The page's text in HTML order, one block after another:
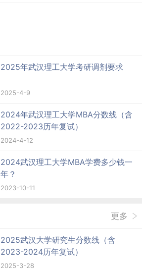
2025年武汉理工大学考研调剂要求
2025-4-9
2024年武汉理工大学MBA分数线（含
2022-2023历年复试）
2024-4-12
2024武汉理工大学MBA学费多少钱一
年？
2023-10-11
更多
2025武汉大学研究生分数线（含
2023-2024历年复试）
2025-3-28